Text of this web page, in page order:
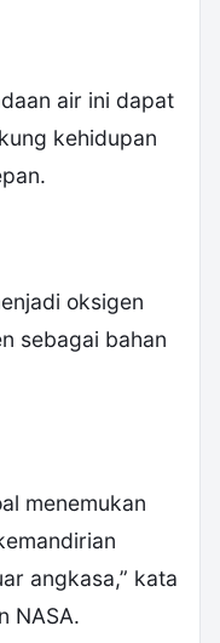
air ini dapat
kehidupan
oksigen
sebagai bahan
menemukan
angkasa,” kata
NASA.